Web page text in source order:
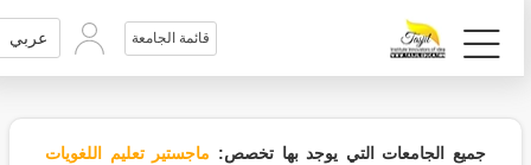
قائمة الجامعة عربي
جميع الجامعات التي يوجد بها تخصص: ماجستير تعليم اللغويات